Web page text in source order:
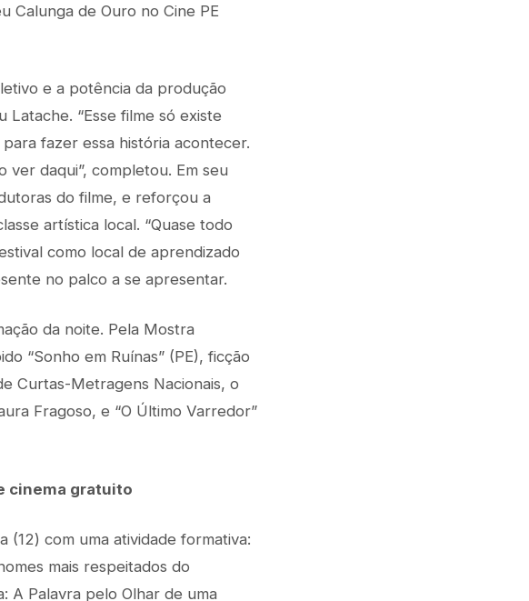
Calunga de Ouro no Cine PE
e a potência da produção
Latache. “Esse filme só existe
fazer essa história acontecer.
ver daqui”, completou. Em seu
do filme, e reforçou a
artística local. “Quase todo
como local de aprendizado
no palco a se apresentar.
da noite. Pela Mostra
“Sonho em Ruínas” (PE), ficção
Curtas-Metragens Nacionais, o
Fragoso, e “O Último Varredor”
cinema gratuito
com uma atividade formativa:
mais respeitados do
A Palavra pelo Olhar de uma